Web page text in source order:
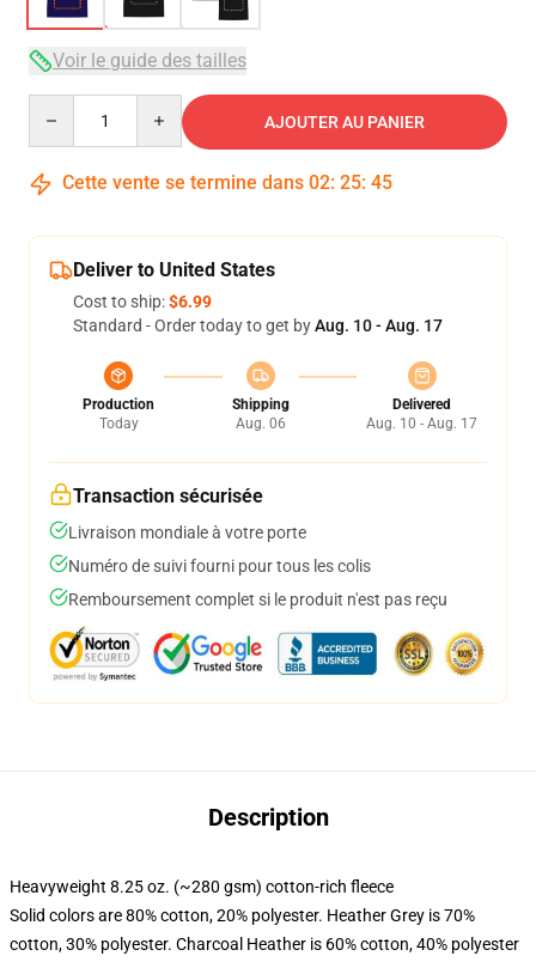
Voir le guide des tailles
AJOUTER AU PANIER
Cette vente se termine dans 02: 25: 44
Deliver to United States
Cost to ship:$6.99
Standard - Order today to get byAug. 10 - Aug. 17
Production
Today
Shipping
Aug. 06
Delivered
Aug. 10 - Aug. 17
Transaction sécurisée
Livraison mondiale à votre porte
Numéro de suivi fourni pour tous les colis
Remboursement complet si le produit n'est pas reçu
Description
Heavyweight 8.25 oz. (~280 gsm) cotton-rich fleece
Solid colors are 80% cotton, 20% polyester. Heather Grey is 70%
cotton, 30% polyester. Charcoal Heather is 60% cotton, 40% polyester